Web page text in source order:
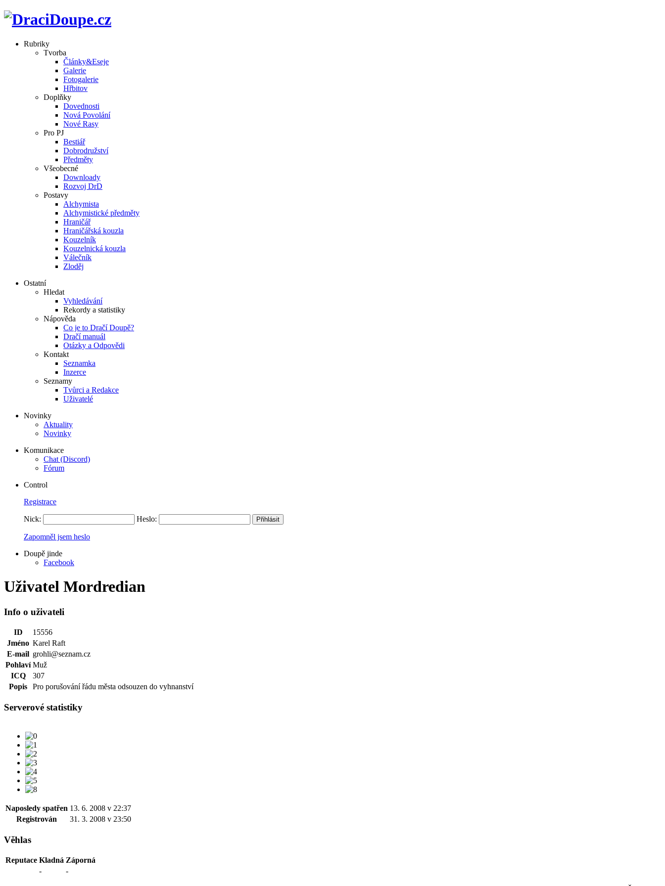
Rubriky
Tvorba
Články&Eseje
Galerie
Fotogalerie
Hřbitov
Doplňky
Dovednosti
Nová Povolání
Nové Rasy
Pro PJ
Bestiář
Dobrodružství
Předměty
Všeobecné
Downloady
Rozvoj DrD
Postavy
Alchymista
Alchymistické předměty
Hraničář
Hraničářská kouzla
Kouzelník
Kouzelnická kouzla
Válečník
Zloděj
Ostatní
Hledat
Vyhledávání
Rekordy a statistiky
Nápověda
Co je to Dračí Doupě?
Dračí manuál
Otázky a Odpovědi
Kontakt
Seznamka
Inzerce
Seznamy
Tvůrci a Redakce
Uživatelé
Novinky
Aktuality
Novinky
Komunikace
Chat (Discord)
Fórum
Control
Registrace
Nick: Heslo:
Zapomněl jsem heslo
Doupě jinde
Facebook
Uživatel Mordredian
Info o uživateli
ID
15556
Jméno Karel Raft
E-mail grohli@seznam.cz
Pohlaví Muž
ICQ
307
Popis
Pro porušování řádu města odsouzen do vyhnanství
Serverové statistiky
Naposledy spatřen 13. 6. 2008 v 22:37
Registrován
31. 3. 2008 v 23:50
Věhlas
Reputace Kladná Záporná
-
-